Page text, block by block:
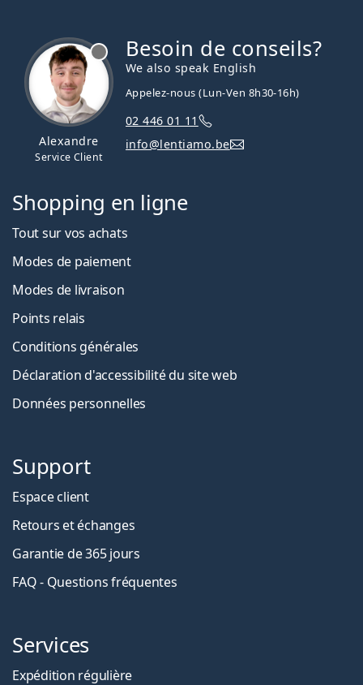
Alexandre
Service Client
Besoin de conseils?
We also speak English
Appelez-nous (Lun-Ven 8h30-16h)
02 446 01 11
info@lentiamo.be
Shopping en ligne
Tout sur vos achats
Modes de paiement
Modes de livraison
Points relais
Conditions générales
Déclaration d'accessibilité du site web
Données personnelles
Support
Espace client
Retours et échanges
Garantie de 365 jours
FAQ - Questions fréquentes
Services
Expédition régulière